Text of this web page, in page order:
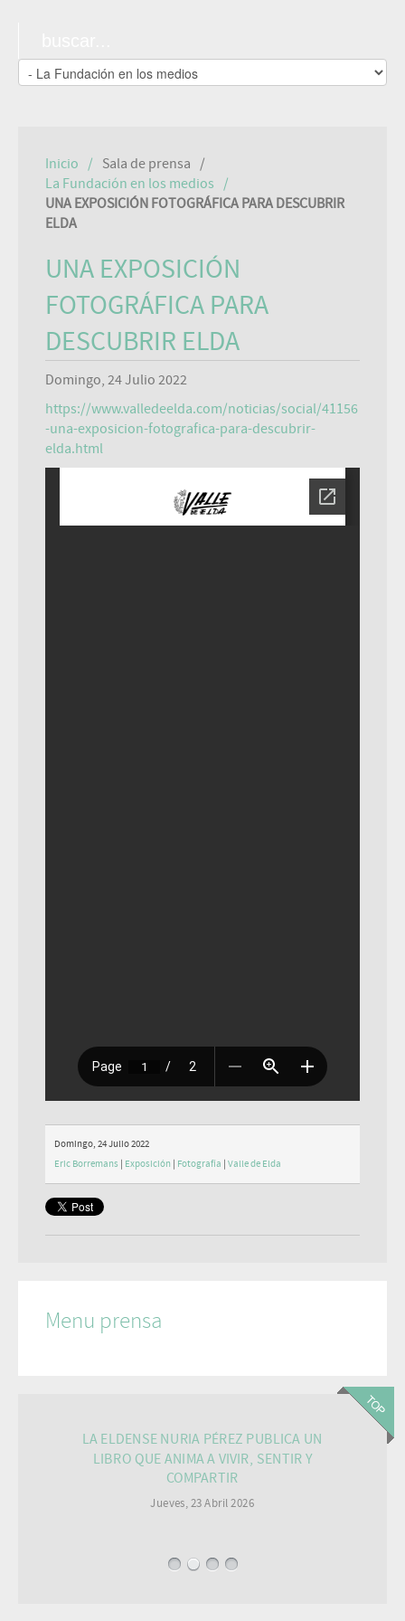
Inicio
Sala de prensa
La Fundación en los medios
UNA EXPOSICIÓN FOTOGRÁFICA PARA DESCUBRIR
ELDA
UNA EXPOSICIÓN
FOTOGRÁFICA PARA
DESCUBRIR ELDA
Domingo, 24 Julio 2022
https://www.valledeelda.com/noticias/social/41156
-una-exposicion-fotografica-para-descubrir-
elda.html
Domingo, 24 Julio 2022
Eric Borremans | Exposición | Fotografía | Valle de Elda
Menu prensa
LA ELDENSE NURIA PÉREZ PUBLICA UN
LIBRO QUE ANIMA A VIVIR, SENTIR Y
COMPARTIR
Jueves, 23 Abril 2026